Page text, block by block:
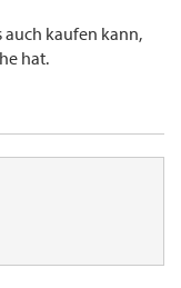
auch kaufen kann,
hat.